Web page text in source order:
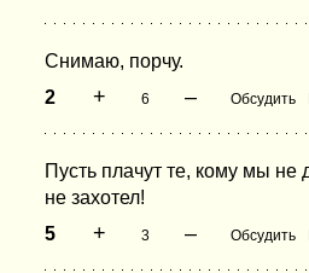
Снимаю, порчу.
2
+ 6 – Обсудить
Пусть плачут те, кому мы не
не захотел!
5
+ 3 – Обсудить